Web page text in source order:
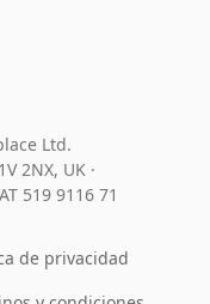
Ltd.
2NX, UK ·
519 9116 71
de privacidad